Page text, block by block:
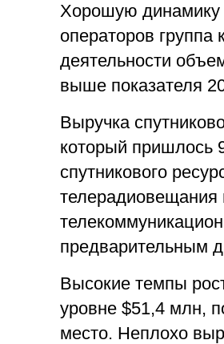
Хорошую динамику
операторов группа
деятельности
выше показателя
Выручка
который пришлось
спутникового
телерадиовещания
предварительным
Высокие темпы
уровне $51,4 млн,
место. Неплохо